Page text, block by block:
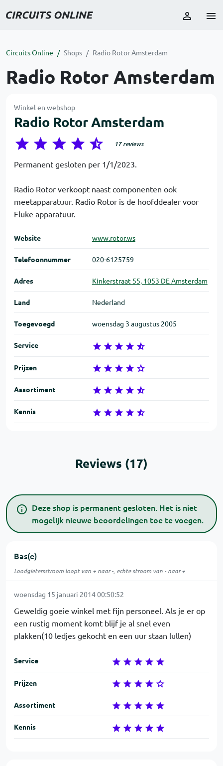
Circuits Online Shops Radio Rotor Amsterdam
Radio Rotor Amsterdam
Winkel en webshop
Radio Rotor Amsterdam
17 reviews
Permanent gesloten per 1/1/2023.
Radio Rotor verkoopt naast componenten ook
meetapparatuur. Radio Rotor is de hoofddealer voor
Fluke apparatuur.
Website www.rotor.ws
Telefoon­nummer 020-6125759
Adres Kinkerstraat 55, 1053 DE Amsterdam
Land Nederland
Toegevoegd woensdag 3 augustus 2005
Service
Prijzen
Assortiment
Kennis
Reviews (17)
Deze shop is permanent gesloten. Het is niet
mogelijk nieuwe beoordelingen toe te voegen.
Bas(e)
Loodgietersstroom loopt van + naar -, echte stroom van - naar +
woensdag 15 januari 2014 00:50:52
Geweldig goeie winkel met fijn personeel. Als je er op
een rustig moment komt blijf je al snel even
plakken(10 ledjes gekocht en een uur staan lullen)
Service
Prijzen
Assortiment
Kennis